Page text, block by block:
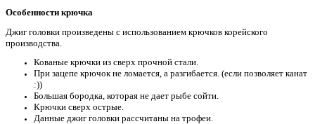
Особенности крючка
Джиг головки произведены с использованием крючков корейского
производства.
Кованые крючки из сверх прочной стали.
При зацепе крючок не ломается, а разгибается. (если позволяет канат
:))
Большая бородка, которая не дает рыбе сойти.
Крючки сверх острые.
Данные джиг головки рассчитаны на трофеи.